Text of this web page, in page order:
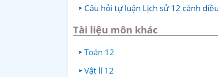
Câu hỏi tự luận Lịch sử 12 cánh
Tài liệu môn khác
Toán 12
Vật lí 12